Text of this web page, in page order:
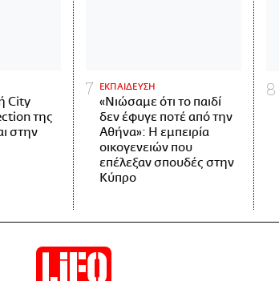
City
της
στην
ΕΚΠΑΙΔΕΥΣΗ
«Νιώσαμε ότι το παιδί
δεν έφυγε ποτέ από την
Αθήνα»: Η εμπειρία
οικογενειών που
επέλεξαν σπουδές στην
Κύπρο